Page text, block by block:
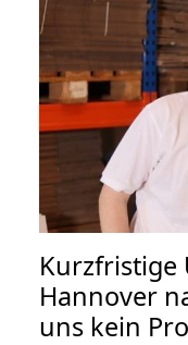
Kurzfristige
Hannover
uns kein